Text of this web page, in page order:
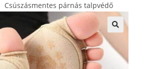
Csúszásmentes párnás talpvédő